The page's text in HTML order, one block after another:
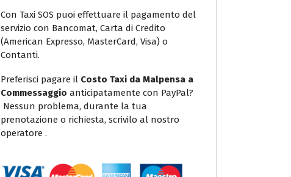
Con Taxi SOS puoi effettuare il pagamento del
servizio con Bancomat, Carta di Credito
(American Expresso, MasterCard, Visa) o
Contanti.
Preferisci pagare il Costo Taxi da Malpensa a
Commessaggio anticipatamente con PayPal?
Nessun problema, durante la tua
prenotazione o richiesta, scrivilo al nostro
operatore .